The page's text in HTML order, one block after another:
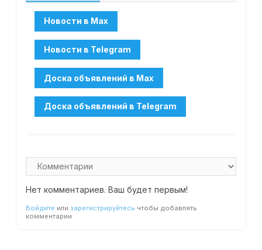
Нет комментариев. Ваш будет первым!
Войдите или зарегистрируйтесь чтобы добавлять
комментарии